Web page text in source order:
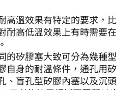
高溫效果有特定的要求，比
耐高低溫效果上有時需要在
的矽膠塞大致可分為幾種型
自身的耐溫條件，通孔用矽
、盲孔型矽膠內塞以及沉頭